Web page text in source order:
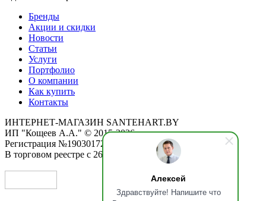
Алексей
Здравствуйте! Напишите что
Бренды
Акции и скидки
Новости
Статьи
Услуги
Портфолио
О компании
Как купить
Контакты
ИНТЕРНЕТ-МАГАЗИН SANTEHART.BY
ИП "Кощеев А.А." © 2015-2026
Регистрация №190301725 от 12.02.2015
В торговом реестре с 26.11.2019